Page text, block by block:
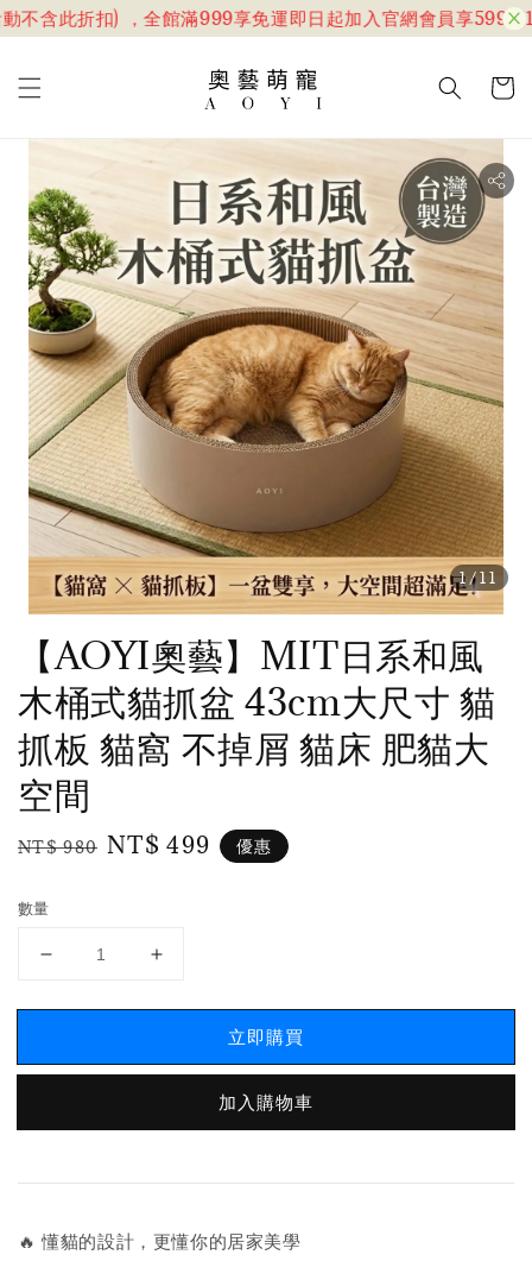
此折扣) ，全館滿999享免運即日起加入官網會員享599折100
1 /11
【AOYI奧藝】MIT日系和風
木桶式貓抓盆 43cm大尺寸 貓
抓板 貓窩 不掉屑 貓床 肥貓大
空間
Regular
NT$ 980 Sale
NT$ 499 優惠
數量
立即購買
加入購物車
🔥 懂貓的設計，更懂你的居家美學